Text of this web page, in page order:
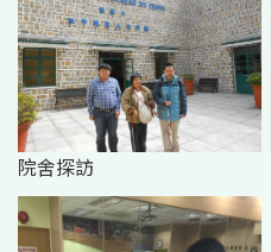
院舍探訪